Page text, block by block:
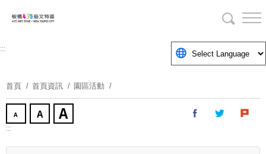
要
塊
:::
首頁 首頁資訊 園區活動
:::